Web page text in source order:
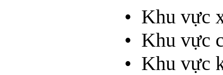
• Khu vực
• Khu vực
• Khu vực